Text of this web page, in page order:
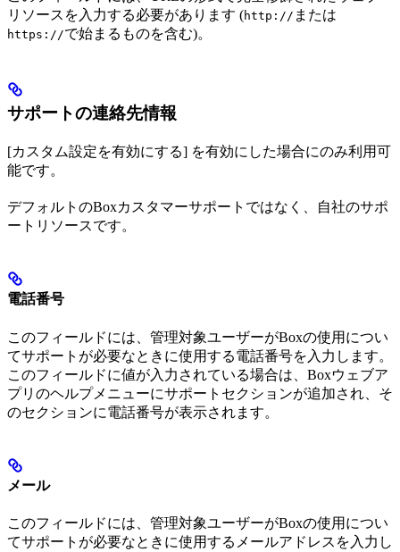
リソースを入力する必要があります (http:// または
https://で始まるものを含む)。
サポートの連絡先情報
[カスタム設定を有効にする] を有効にした場合にのみ利用可
能です。
デフォルトのBoxカスタマーサポートではなく、自社のサポ
ートリソースです。
電話番号
このフィールドには、管理対象ユーザーがBoxの使用につい
てサポートが必要なときに使用する電話番号を入力します。
このフィールドに値が入力されている場合は、Boxウェブア
プリのヘルプメニューにサポートセクションが追加され、そ
のセクションに電話番号が表示されます。
メール
このフィールドには、管理対象ユーザーがBoxの使用につい
てサポートが必要なときに使用するメールアドレスを入力し